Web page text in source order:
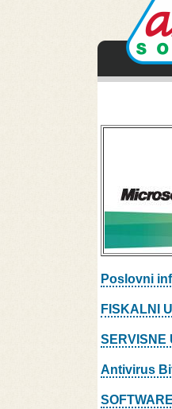
Poslovni
FISKALNI
SERVISNE
Antivirus
SOFTWARE